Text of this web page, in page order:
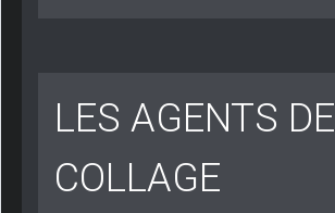
LES AGENTS DE
COLLAGE